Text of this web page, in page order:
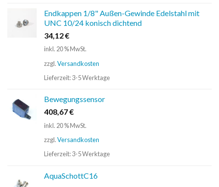
Endkappen 1/8" Außen-Gewinde Edelstahl mit
UNC 10/24 konisch dichtend
34,12€
inkl. 20 % MwSt.
zzgl.Versandkosten
Lieferzeit:3-5 Werktage
Bewegungssensor
408,67€
inkl. 20 % MwSt.
zzgl.Versandkosten
Lieferzeit:3-5 Werktage
AquaSchottC16